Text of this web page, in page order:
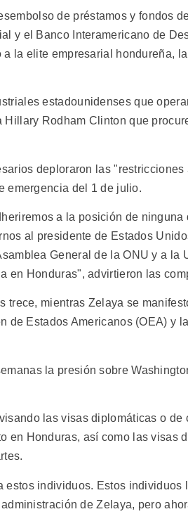
de préstamos y fondos
y el Banco Interamericano de
la elite empresarial hondureña,
estadounidenses que
Rodham Clinton que
deploraron las
emergencia del 1 de julio.
a la posición de ninguna
al presidente de Estados
General de la ONU y a la
en Honduras", advirtieron las
trece, mientras Zelaya se
de Estados Americanos (OEA) y
la presión sobre
las visas diplomáticas o de
en Honduras, así como las visas
individuos. Estos individuos
de Zelaya, pero